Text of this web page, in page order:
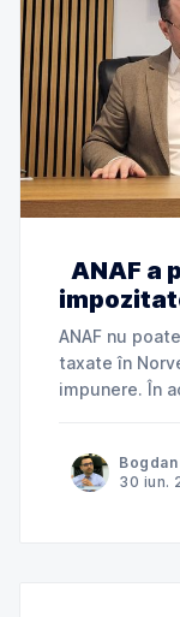
ANAF a
ANAF nu
taxate în
impunere. În această ediție din seria „ANAF în
încerca să
impozitate în
30 iun.